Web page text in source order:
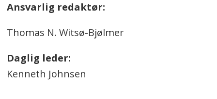
Ansvarlig redaktør:
Thomas N. Witsø-Bjølmer
Daglig leder:
Kenneth Johnsen